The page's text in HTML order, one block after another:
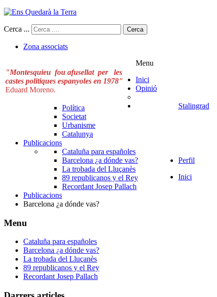
Cerca ... Cerca
Zona associats
"Montesquieu fou afusellat per les
castes politiques espanyoles en 1978"
Eduard Moreno.
Menu
Inici
Opinió
Política
Societat
Urbanisme
Catalunya
Stalingrad
Publicacions
Cataluña para españoles
Barcelona ¿a dónde vas?
La trobada del Lluçanès
89 republicanos y el Rey
Recordant Josep Pallach
Perfil
Inici
Publicacions
Barcelona ¿a dónde vas?
Menu
Cataluña para españoles
Barcelona ¿a dónde vas?
La trobada del Lluçanès
89 republicanos y el Rey
Recordant Josep Pallach